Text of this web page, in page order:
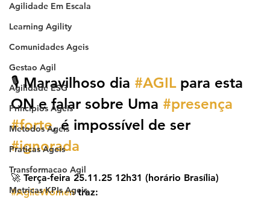
Agilidade Em Escala
Learning Agility
Comunidades Ageis
Gestao Agil
Agilidade ESG
Principios Ageis
Metodos Ageis
Praticas Ageis
Transformacao Agil
Metricas KPIs Ageis
🎙️ Maravilhoso dia #AGIL para esta
ON e falar sobre Uma #presença
#forte, é impossível de ser
#ignorada
🚀 Terça-feira 25.11.25 12h31 (horário Brasília)
#AgileWomen traz: